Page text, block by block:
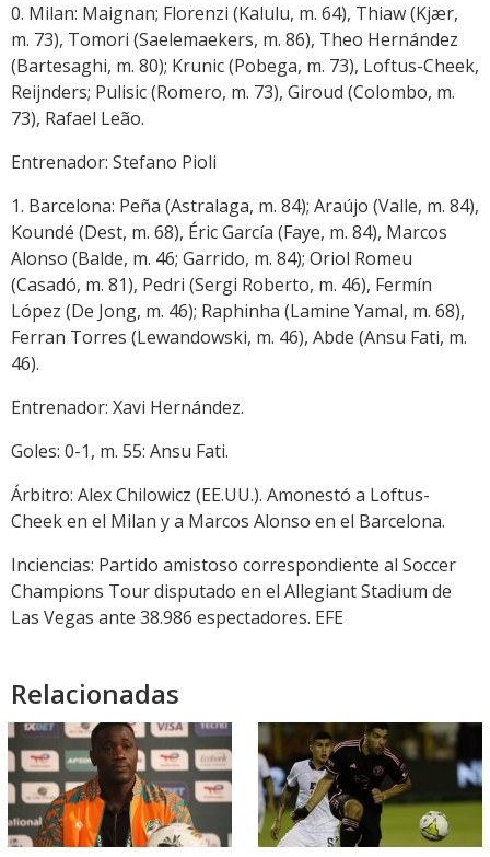
0. Milan: Maignan; Florenzi (Kalulu, m. 64), Thiaw (Kjær,
m. 73), Tomori (Saelemaekers, m. 86), Theo Hernández
(Bartesaghi, m. 80); Krunic (Pobega, m. 73), Loftus-Cheek,
Reijnders; Pulisic (Romero, m. 73), Giroud (Colombo, m.
73), Rafael Leão.
Entrenador: Stefano Pioli
1. Barcelona: Peña (Astralaga, m. 84); Araújo (Valle, m. 84),
Koundé (Dest, m. 68), Éric García (Faye, m. 84), Marcos
Alonso (Balde, m. 46; Garrido, m. 84); Oriol Romeu
(Casadó, m. 81), Pedri (Sergi Roberto, m. 46), Fermín
López (De Jong, m. 46); Raphinha (Lamine Yamal, m. 68),
Ferran Torres (Lewandowski, m. 46), Abde (Ansu Fati, m.
46).
Entrenador: Xavi Hernández.
Goles: 0-1, m. 55: Ansu Fati.
Árbitro: Alex Chilowicz (EE.UU.). Amonestó a Loftus-
Cheek en el Milan y a Marcos Alonso en el Barcelona.
Inciencias: Partido amistoso correspondiente al Soccer
Champions Tour disputado en el Allegiant Stadium de
Las Vegas ante 38.986 espectadores. EFE
Relacionadas